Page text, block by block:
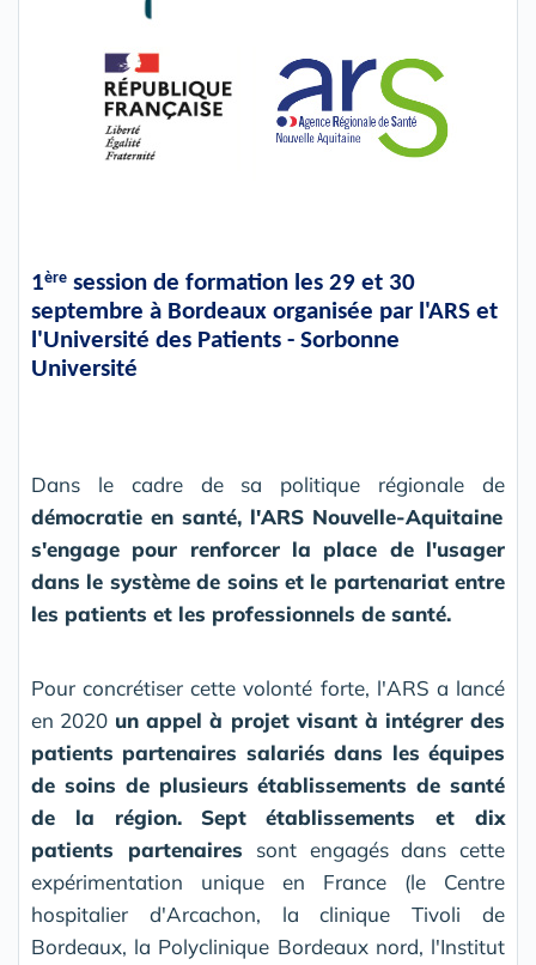
1ère session de formation les 29 et 30
septembre à Bordeaux organisée par l'ARS et
l'Université des Patients - Sorbonne
Université
Dans le cadre de sa politique régionale de
démocratie en santé, l'ARS Nouvelle-Aquitaine
s'engage pour renforcer la place de l'usager
dans le système de soins et le partenariat entre
les patients et les professionnels de santé.
Pour concrétiser cette volonté forte, l'ARS a lancé
en 2020 un appel à projet visant à intégrer des
patients partenaires salariés dans les équipes
de soins de plusieurs établissements de santé
de la région.
Sept établissements et dix
patients partenaires sont engagés dans cette
expérimentation unique en France (le Centre
hospitalier d'Arcachon, la clinique Tivoli de
Bordeaux, la Polyclinique Bordeaux nord, l'Institut